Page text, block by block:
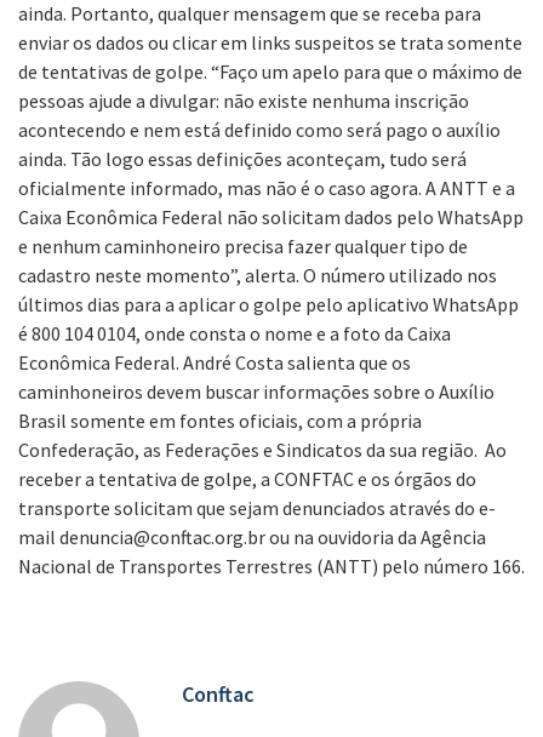
ainda. Portanto, qualquer mensagem que se receba para
enviar os dados ou clicar em links suspeitos se trata somente
de tentativas de golpe. “Faço um apelo para que o máximo de
pessoas ajude a divulgar: não existe nenhuma inscrição
acontecendo e nem está definido como será pago o auxílio
ainda. Tão logo essas definições aconteçam, tudo será
oficialmente informado, mas não é o caso agora. A ANTT e a
Caixa Econômica Federal não solicitam dados pelo WhatsApp
e nenhum caminhoneiro precisa fazer qualquer tipo de
cadastro neste momento”, alerta. O número utilizado nos
últimos dias para a aplicar o golpe pelo aplicativo WhatsApp
é 800 104 0104, onde consta o nome e a foto da Caixa
Econômica Federal. André Costa salienta que os
caminhoneiros devem buscar informações sobre o Auxílio
Brasil somente em fontes oficiais, com a própria
Confederação, as Federações e Sindicatos da sua região. Ao
receber a tentativa de golpe, a CONFTAC e os órgãos do
transporte solicitam que sejam denunciados através do e-
mail denuncia@conftac.org.br ou na ouvidoria da Agência
Nacional de Transportes Terrestres (ANTT) pelo número 166.
Conftac